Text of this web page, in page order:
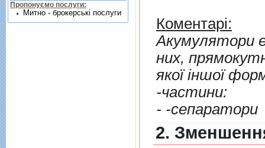
Коментарі:
Акумулятори
них,
якої iншої
-частини:
- -сепаратори
2.
Пропонуємо послуги:
Митно - брокерські послуги